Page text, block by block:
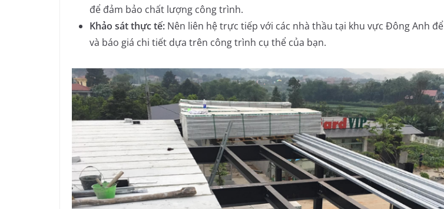
để đảm bảo chất lượng công trình.
Khảo sát thực tế: Nên liên hệ trực tiếp với các nhà thầu tại khu vực Đông Anh
và báo giá chi tiết dựa trên công trình cụ thể của bạn.